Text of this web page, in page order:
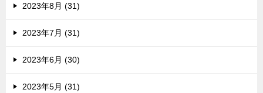
2023年8月 (31)
2023年7月 (31)
2023年6月 (30)
2023年5月 (31)